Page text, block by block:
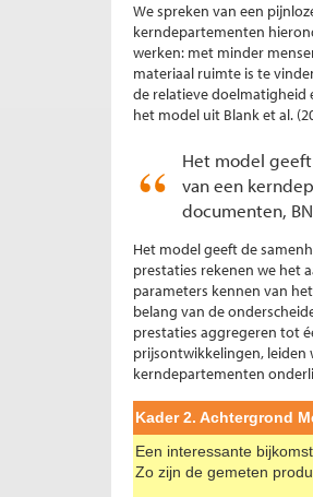
We spreken van een
kerndepartementen
werken: met minder
materiaal ruimte is te
de relatieve doelmatigheid
het model uit Blank et al.
Het model
van een
documenten,
Het model geeft de
prestaties rekenen we het
parameters kennen van
belang van de
prestaties aggregeren tot
prijsontwikkelingen, leiden
kerndepartementen
Kader 2. Achtergrond
Een interessante
Zo zijn de gemeten